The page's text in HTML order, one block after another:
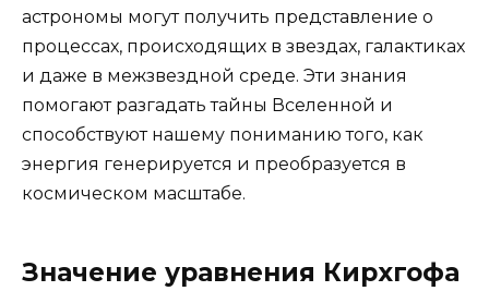
астрономы могут получить представление о
процессах, происходящих в звездах, галактиках
и даже в межзвездной среде. Эти знания
помогают разгадать тайны Вселенной и
способствуют нашему пониманию того, как
энергия генерируется и преобразуется в
космическом масштабе.
Значение уравнения Кирхгофа